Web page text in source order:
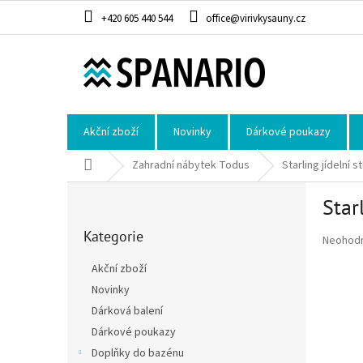
+420 605 440 544 office@virivkysauny.cz
Akční zboží Novinky Dárkové poukazy
Domů Zahradní nábytek Todus Starling jídelní
Kategorie
Akční zboží
Novinky
Dárková balení
Dárkové poukazy
Doplňky do bazénu